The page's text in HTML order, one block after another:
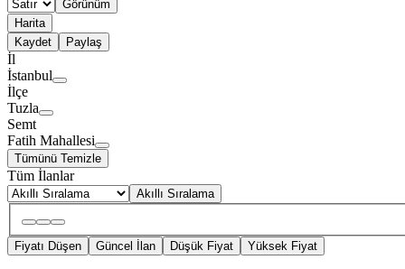
Görünüm
Harita
Kaydet
Paylaş
İl
İstanbul
İlçe
Tuzla
Semt
Fatih Mahallesi
Tümünü Temizle
Tüm İlanlar
Akıllı Sıralama
Fiyatı Düşen Güncel İlan Düşük Fiyat Yüksek Fiyat